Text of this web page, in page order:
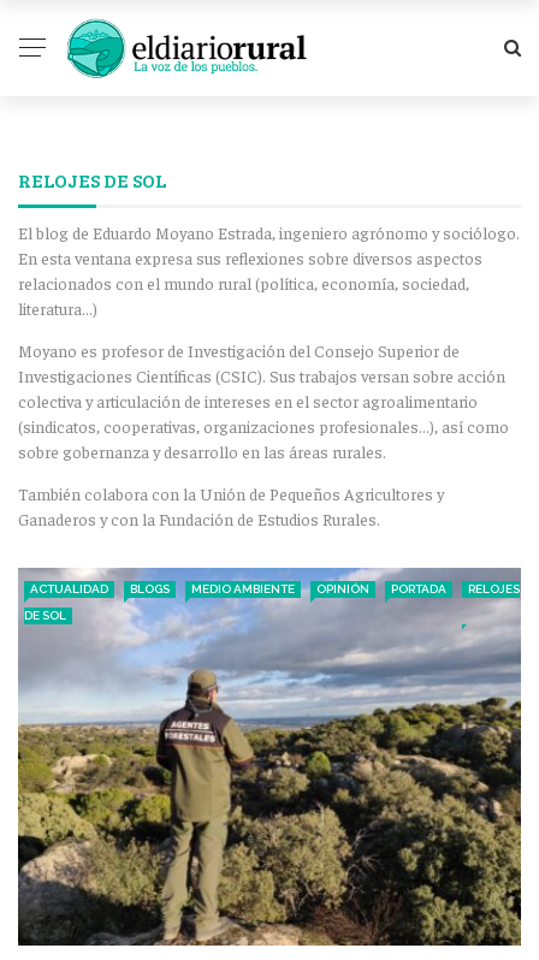
RELOJES DE SOL
El blog de Eduardo Moyano Estrada, ingeniero agrónomo y sociólogo.
En esta ventana expresa sus reflexiones sobre diversos aspectos
relacionados con el mundo rural (política, economía, sociedad,
literatura…)
Moyano es profesor de Investigación del Consejo Superior de
Investigaciones Científicas (CSIC). Sus trabajos versan sobre acción
colectiva y articulación de intereses en el sector agroalimentario
(sindicatos, cooperativas, organizaciones profesionales…), así como
sobre gobernanza y desarrollo en las áreas rurales.
También colabora con la Unión de Pequeños Agricultores y
Ganaderos y con la Fundación de Estudios Rurales.
ACTUALIDAD BLOGS MEDIO AMBIENTE OPINIÓN PORTADA
RELOJES
DE SOL